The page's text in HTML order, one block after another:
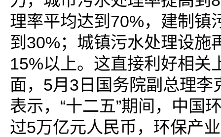
理率平均达到70%，建制镇
到30%；城镇污水处理设施
15%以上。这直接利好相关
面，5月3日国务院副总理李
表示，“十二五”期间，中国
过5万亿元人民币，环保产